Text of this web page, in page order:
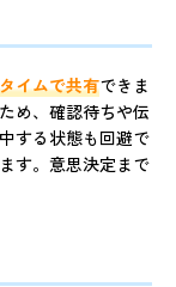
イムで共有できま
め、確認待ちや伝
する状態も回避で
す。意思決定まで